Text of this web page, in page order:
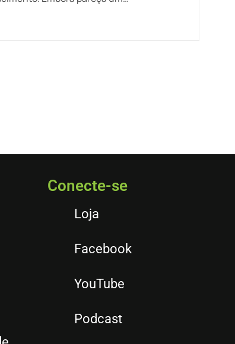
Conecte-se
Loja
Facebook
YouTube
Podcast